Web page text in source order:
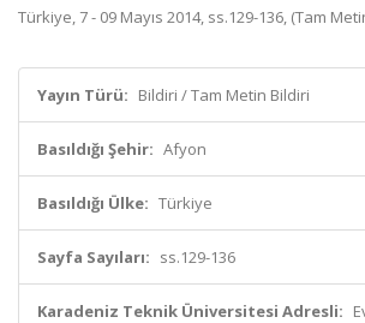
Türkiye, 7 - 09 Mayıs 2014, ss.129-136, (Tam
Yayın Türü: Bildiri / Tam Metin Bildiri
Basıldığı Şehir: Afyon
Basıldığı Ülke: Türkiye
Sayfa Sayıları: ss.129-136
Karadeniz Teknik Üniversitesi Adresli: